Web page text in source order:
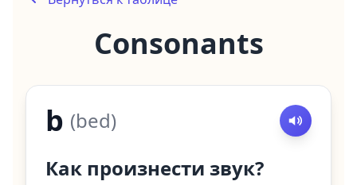
Consonants
b (bed)
Как произнести звук?